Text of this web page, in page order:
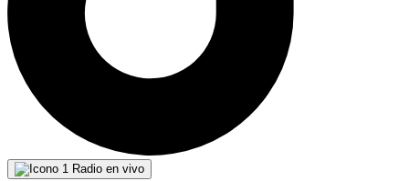
Radio en vivo